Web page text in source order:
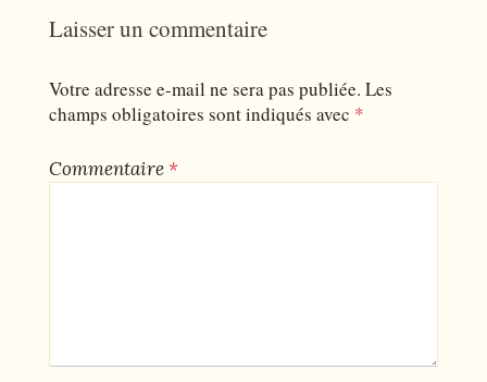
Laisser un commentaire
Votre adresse e-mail ne sera pas publiée. Les
champs obligatoires sont indiqués avec *
Commentaire *